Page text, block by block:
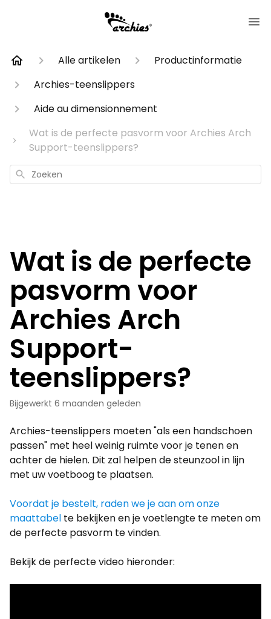
Alle artikelen
Productinformatie
Archies-teenslippers
Aide au dimensionnement
Wat is de perfecte pasvorm voor Archies Arch
Support-teenslippers?
Zoeken
Wat is de perfecte
pasvorm voor
Archies Arch
Support-
teenslippers?
Bijgewerkt 6 maanden geleden
Archies-teenslippers moeten "als een handschoen
passen" met heel weinig ruimte voor je tenen en
achter de hielen. Dit zal helpen de steunzool in lijn
met uw voetboog te plaatsen.
Voordat je bestelt, raden we je aan om onze
maattabel te bekijken en je voetlengte te meten om
de perfecte pasvorm te vinden.
Bekijk de perfecte video hieronder: